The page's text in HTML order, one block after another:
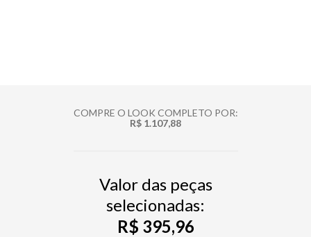
COMPRE O LOOK COMPLETO POR:
R$ 1.107,88
Valor das peças
selecionadas:
R$ 395,96